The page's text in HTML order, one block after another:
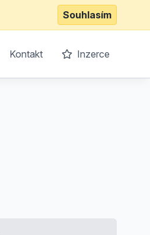
Souhlasím
Kontakt Inzerce